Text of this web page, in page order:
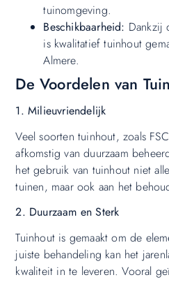
tuinomgeving.
Beschikbaarheid: Dankzij
is kwalitatief tuinhout
Almere.
De Voordelen van
1. Milieuvriendelijk
Veel soorten tuinhout, zoals
afkomstig van duurzaam
het gebruik van tuinhout niet
tuinen, maar ook aan het
2. Duurzaam en Sterk
Tuinhout is gemaakt om de
juiste behandeling kan het
kwaliteit in te leveren. Vooral